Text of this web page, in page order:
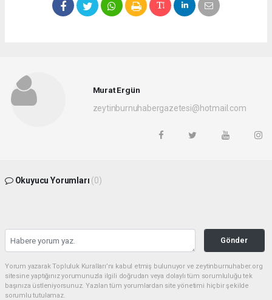
Murat Ergün
zeytinburnuhabergazetesi@hotmail.com
Okuyucu Yorumları (0)
Gönder
Yorum yazarak Topluluk Kuralları’nı kabul etmiş bulunuyor ve zeytinburnuhaber.org
sitesine yaptığınız yorumunuzla ilgili doğrudan veya dolaylı tüm sorumluluğu tek
başınıza üstleniyorsunuz. Yazılan tüm yorumlardan site yönetimi hiçbir şekilde
sorumlu tutulamaz.